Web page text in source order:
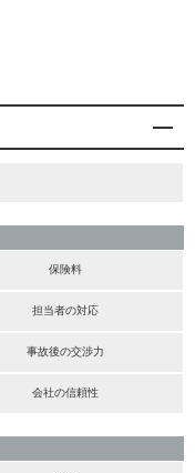
保険料
担当者の対応
事故後の交渉力
会社の信頼性